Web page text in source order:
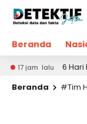
Beranda
17 jam lalu
6 Hari
Beranda
#Tim